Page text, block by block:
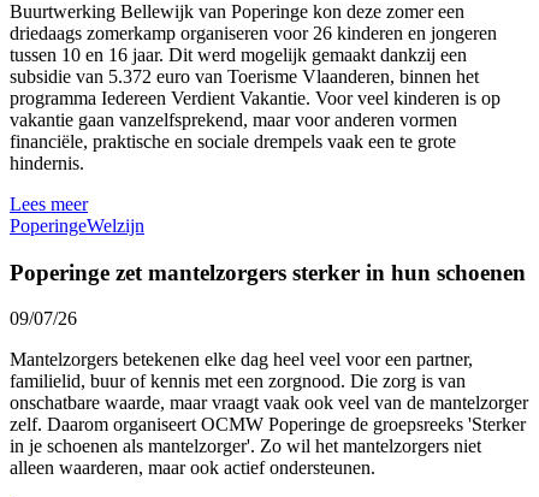
Buurtwerking Bellewijk van Poperinge kon deze zomer een
driedaags zomerkamp organiseren voor 26 kinderen en jongeren
tussen 10 en 16 jaar. Dit werd mogelijk gemaakt dankzij een
subsidie van 5.372 euro van Toerisme Vlaanderen, binnen het
programma Iedereen Verdient Vakantie. Voor veel kinderen is op
vakantie gaan vanzelfsprekend, maar voor anderen vormen
financiële, praktische en sociale drempels vaak een te grote
hindernis.
Lees meer
PoperingeWelzijn
Poperinge zet mantelzorgers sterker in hun schoenen
09/07/26
Mantelzorgers betekenen elke dag heel veel voor een partner,
familielid, buur of kennis met een zorgnood. Die zorg is van
onschatbare waarde, maar vraagt vaak ook veel van de mantelzorger
zelf. Daarom organiseert OCMW Poperinge de groepsreeks 'Sterker
in je schoenen als mantelzorger'. Zo wil het mantelzorgers niet
alleen waarderen, maar ook actief ondersteunen.